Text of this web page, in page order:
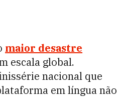
maior desastre
escala global.
nacional que
em língua não